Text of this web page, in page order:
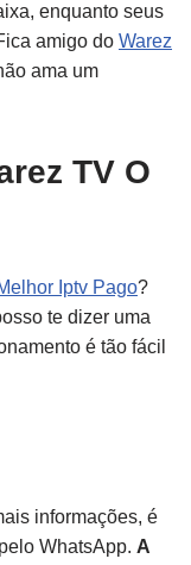
enquanto seus
amigo do Warez
ama um
TV O
Iptv Pago?
te dizer uma
é tão fácil
informações, é
WhatsApp. A